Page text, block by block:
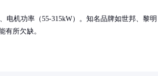
电机功率（55-315kW）。知名品牌如世邦、黎明
有所欠缺。